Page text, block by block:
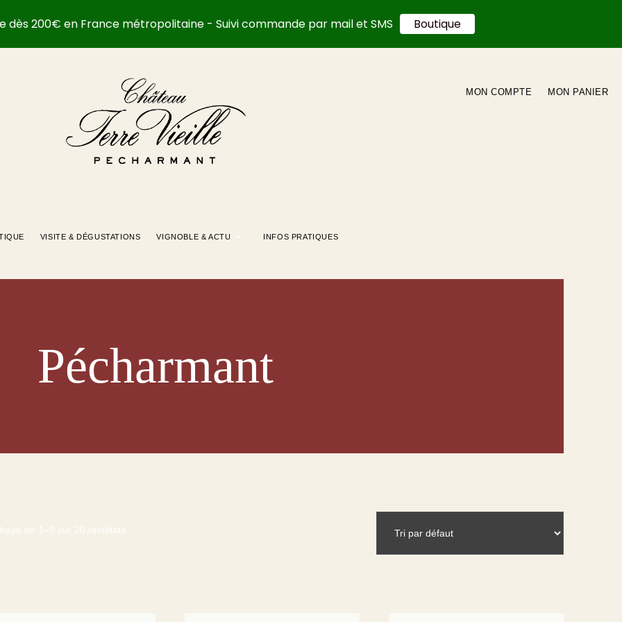
VISITE & DÉGUSTATIONS VIGNOBLE & ACTU INFOS PRATIQUES
MON COMPTE MON PANIER
Pécharmant
de 1–9 sur 20 résultats
dès 200€ en France métropolitaine - Suivi commande par mail et SMS Boutique